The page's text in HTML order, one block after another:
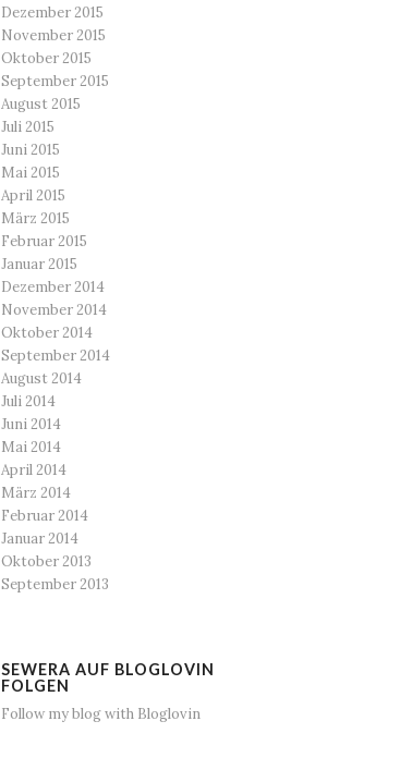
Dezember 2015
November 2015
Oktober 2015
September 2015
August 2015
Juli 2015
Juni 2015
Mai 2015
April 2015
März 2015
Februar 2015
Januar 2015
Dezember 2014
November 2014
Oktober 2014
September 2014
August 2014
Juli 2014
Juni 2014
Mai 2014
April 2014
März 2014
Februar 2014
Januar 2014
Oktober 2013
September 2013
SEWERA AUF BLOGLOVIN
FOLGEN
Follow my blog with Bloglovin